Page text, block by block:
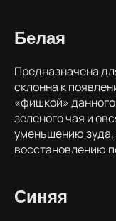
Белая
Предназначена
склонна к
«фишкой»
зеленого чая и
уменьшению зуда,
восстановлению
Синяя